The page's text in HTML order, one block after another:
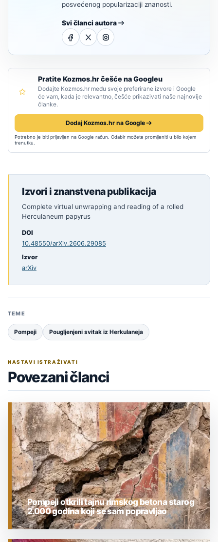
posvećenog popularizaciji znanosti.
Svi članci autora
Pratite Kozmos.hr češće na Googleu
Dodajte Kozmos.hr među svoje preferirane izvore i Google
će vam, kada je relevantno, češće prikazivati naše najnovije
članke.
Dodaj Kozmos.hr na Google
Potrebno je biti prijavljen na Google račun. Odabir možete promijeniti u bilo kojem
trenutku.
Izvori i znanstvena publikacija
Complete virtual unwrapping and reading of a rolled
Herculaneum papyrus
DOI
10.48550/arXiv.2606.29085
Izvor
arXiv
TEME
Pompeji Pougljenjeni svitak iz Herkulaneja
NASTAVI ISTRAŽIVATI
Povezani članci
Pompeji otkrili tajnu rimskog betona starog
2.000 godina koji se sam popravljao